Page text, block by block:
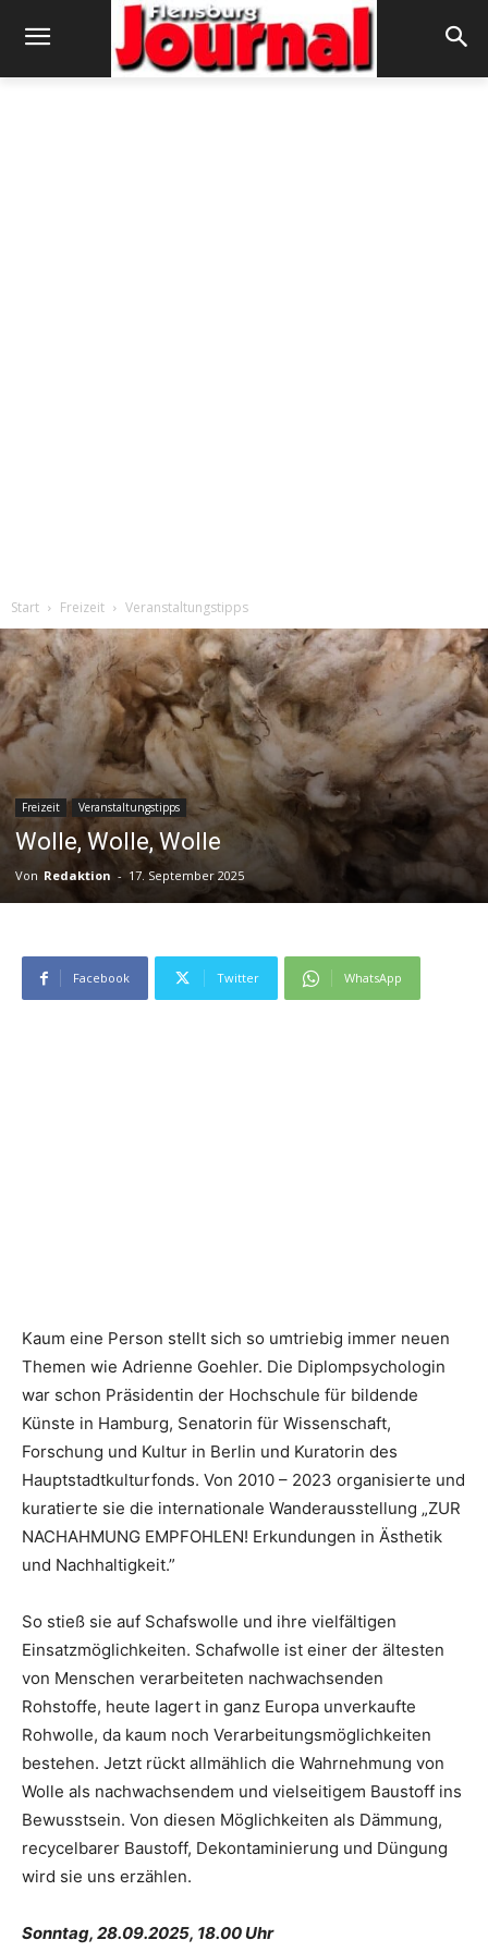
Start Freizeit Veranstaltungstipps
Freizeit Veranstaltungstipps
Wolle, Wolle, Wolle
Von Redaktion - 17. September 2025
Facebook Twitter WhatsApp
Kaum eine Person stellt sich so umtriebig immer neuen
Themen wie Adrienne Goehler. Die Diplompsychologin
war schon Präsidentin der Hochschule für bildende
Künste in Hamburg, Senatorin für Wissenschaft,
Forschung und Kultur in Berlin und Kuratorin des
Hauptstadtkulturfonds. Von 2010 – 2023 organisierte und
kuratierte sie die internationale Wanderausstellung „ZUR
NACHAHMUNG EMPFOHLEN! Erkundungen in Ästhetik
und Nachhaltigkeit.”
So stieß sie auf Schafswolle und ihre vielfältigen
Einsatzmöglichkeiten. Schafwolle ist einer der ältesten
von Menschen verarbeiteten nachwachsenden
Rohstoffe, heute lagert in ganz Europa unverkaufte
Rohwolle, da kaum noch Verarbeitungsmöglichkeiten
bestehen. Jetzt rückt allmählich die Wahrnehmung von
Wolle als nachwachsendem und vielseitigem Baustoff ins
Bewusstsein. Von diesen Möglichkeiten als Dämmung,
recycelbarer Baustoff, Dekontaminierung und Düngung
wird sie uns erzählen.
Sonntag, 28.09.2025, 18.00 Uhr